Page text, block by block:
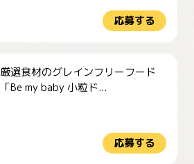
応募する
厳選食材のグレインフリーフード
「Be my baby 小粒ド...
応募する